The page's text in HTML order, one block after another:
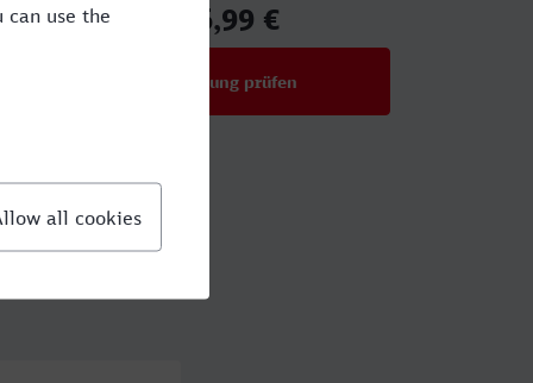
56,99 €
Verbindung prüfen